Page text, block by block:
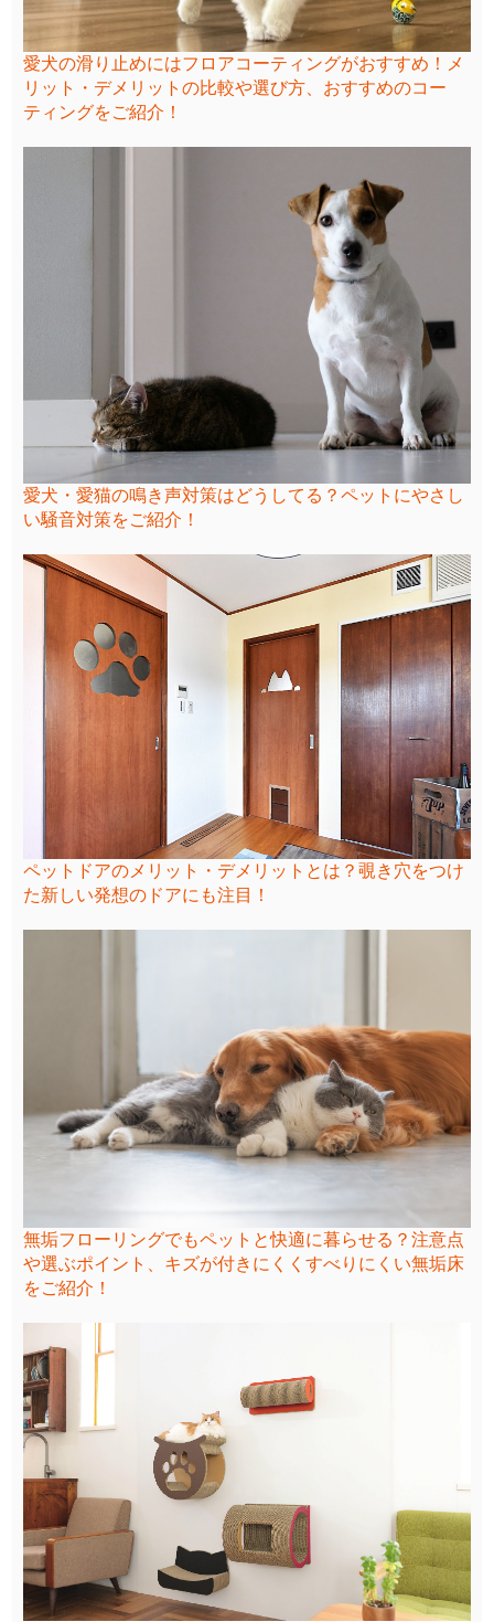
愛犬の滑り止めにはフロアコーティングがおすすめ！メ
リット・デメリットの比較や選び方、おすすめのコー
ティングをご紹介！
愛犬・愛猫の鳴き声対策はどうしてる？ペットにやさし
い騒音対策をご紹介！
ペットドアのメリット・デメリットとは？覗き穴をつけ
た新しい発想のドアにも注目！
無垢フローリングでもペットと快適に暮らせる？注意点
や選ぶポイント、キズが付きにくくすべりにくい無垢床
をご紹介！